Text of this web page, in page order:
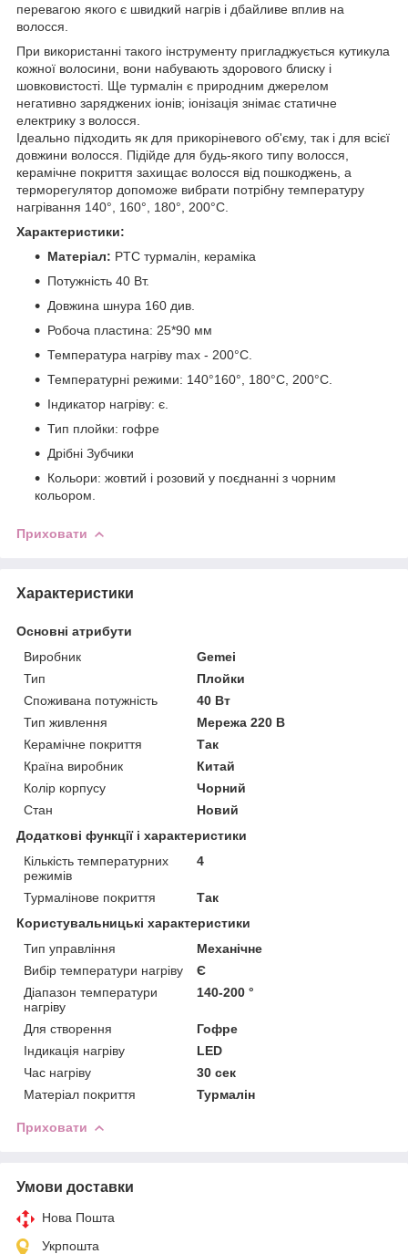
перевагою якого є швидкий нагрів і дбайливе вплив на
волосся.
При використанні такого інструменту пригладжується кутикула
кожної волосини, вони набувають здорового блиску і
шовковистості. Ще турмалін є природним джерелом
негативно заряджених іонів; іонізація знімає статичне
електрику з волосся.
Ідеально підходить як для прикоріневого об'єму, так і для всієї
довжини волосся. Підійде для будь-якого типу волосся,
керамічне покриття захищає волосся від пошкоджень, а
терморегулятор допоможе вибрати потрібну температуру
нагрівання 140°, 160°, 180°, 200°С.
Характеристики:
Матеріал: PTC турмалін, кераміка
Потужність 40 Вт.
Довжина шнура 160 див.
Робоча пластина: 25*90 мм
Температура нагріву max - 200°С.
Температурні режими: 140°160°, 180°С, 200°С.
Індикатор нагріву: є.
Тип плойки: гофре
Дрібні Зубчики
Кольори: жовтий і розовий у поєднанні з чорним
кольором.
Приховати
Характеристики
Основні атрибути
Виробник
Gemei
Тип
Плойки
Споживана потужність
40 Вт
Тип живлення
Мережа 220 В
Керамічне покриття
Так
Країна виробник
Китай
Колір корпусу
Чорний
Стан
Новий
Додаткові функції і характеристики
Кількість температурних
режимів
4
Турмалінове покриття
Так
Користувальницькі характеристики
Тип управління
Механічне
Вибір температури нагріву
Є
Діапазон температури
нагріву
140-200 °
Для створення
Гофре
Індикація нагріву
LED
Час нагріву
30 сек
Матеріал покриття
Турмалін
Приховати
Умови доставки
Нова Пошта
Укрпошта